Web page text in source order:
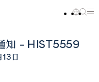
知 – HIST5559
13日